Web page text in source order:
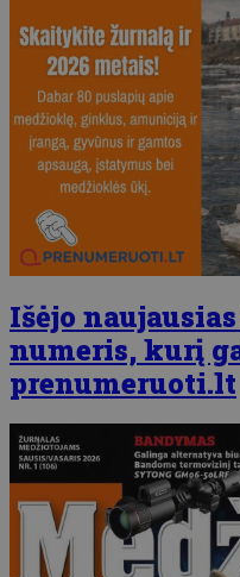
Išėjo
numeris, kurį
prenumeruoti.lt